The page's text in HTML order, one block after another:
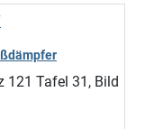
121 Tafel 31, Bild